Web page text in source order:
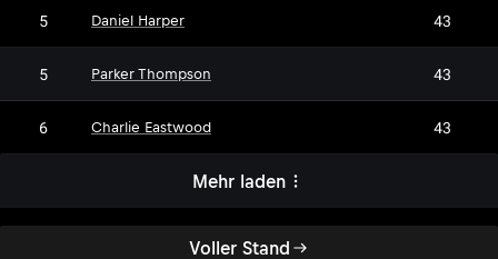
Voller Stand
5 Daniel Harper 43
5 Parker Thompson 43
6 Charlie Eastwood 43
Mehr laden